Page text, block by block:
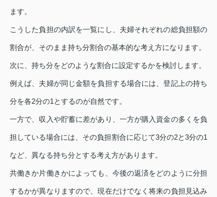
ます。
こうした負担の内訳を一覧にし、夫婦それぞれの総負担額の
割合が、そのまま持ち分割合の基本的な考え方になります。
次に、持ち分をどのような割合に設定するかを検討します。
例えば、夫婦が同じ金額を負担する場合には、登記上の持ち
分を各2分の1とするのが自然です。
一方で、収入や貯蓄に差があり、一方が購入資金の多くを負
担している場合には、その負担割合に応じて3分の2と3分の1
など、異なる持ち分とする考え方があります。
共働きか片働きかによっても、今後の返済をどのように分担
するかが異なりますので、現在だけでなく将来の負担見込み